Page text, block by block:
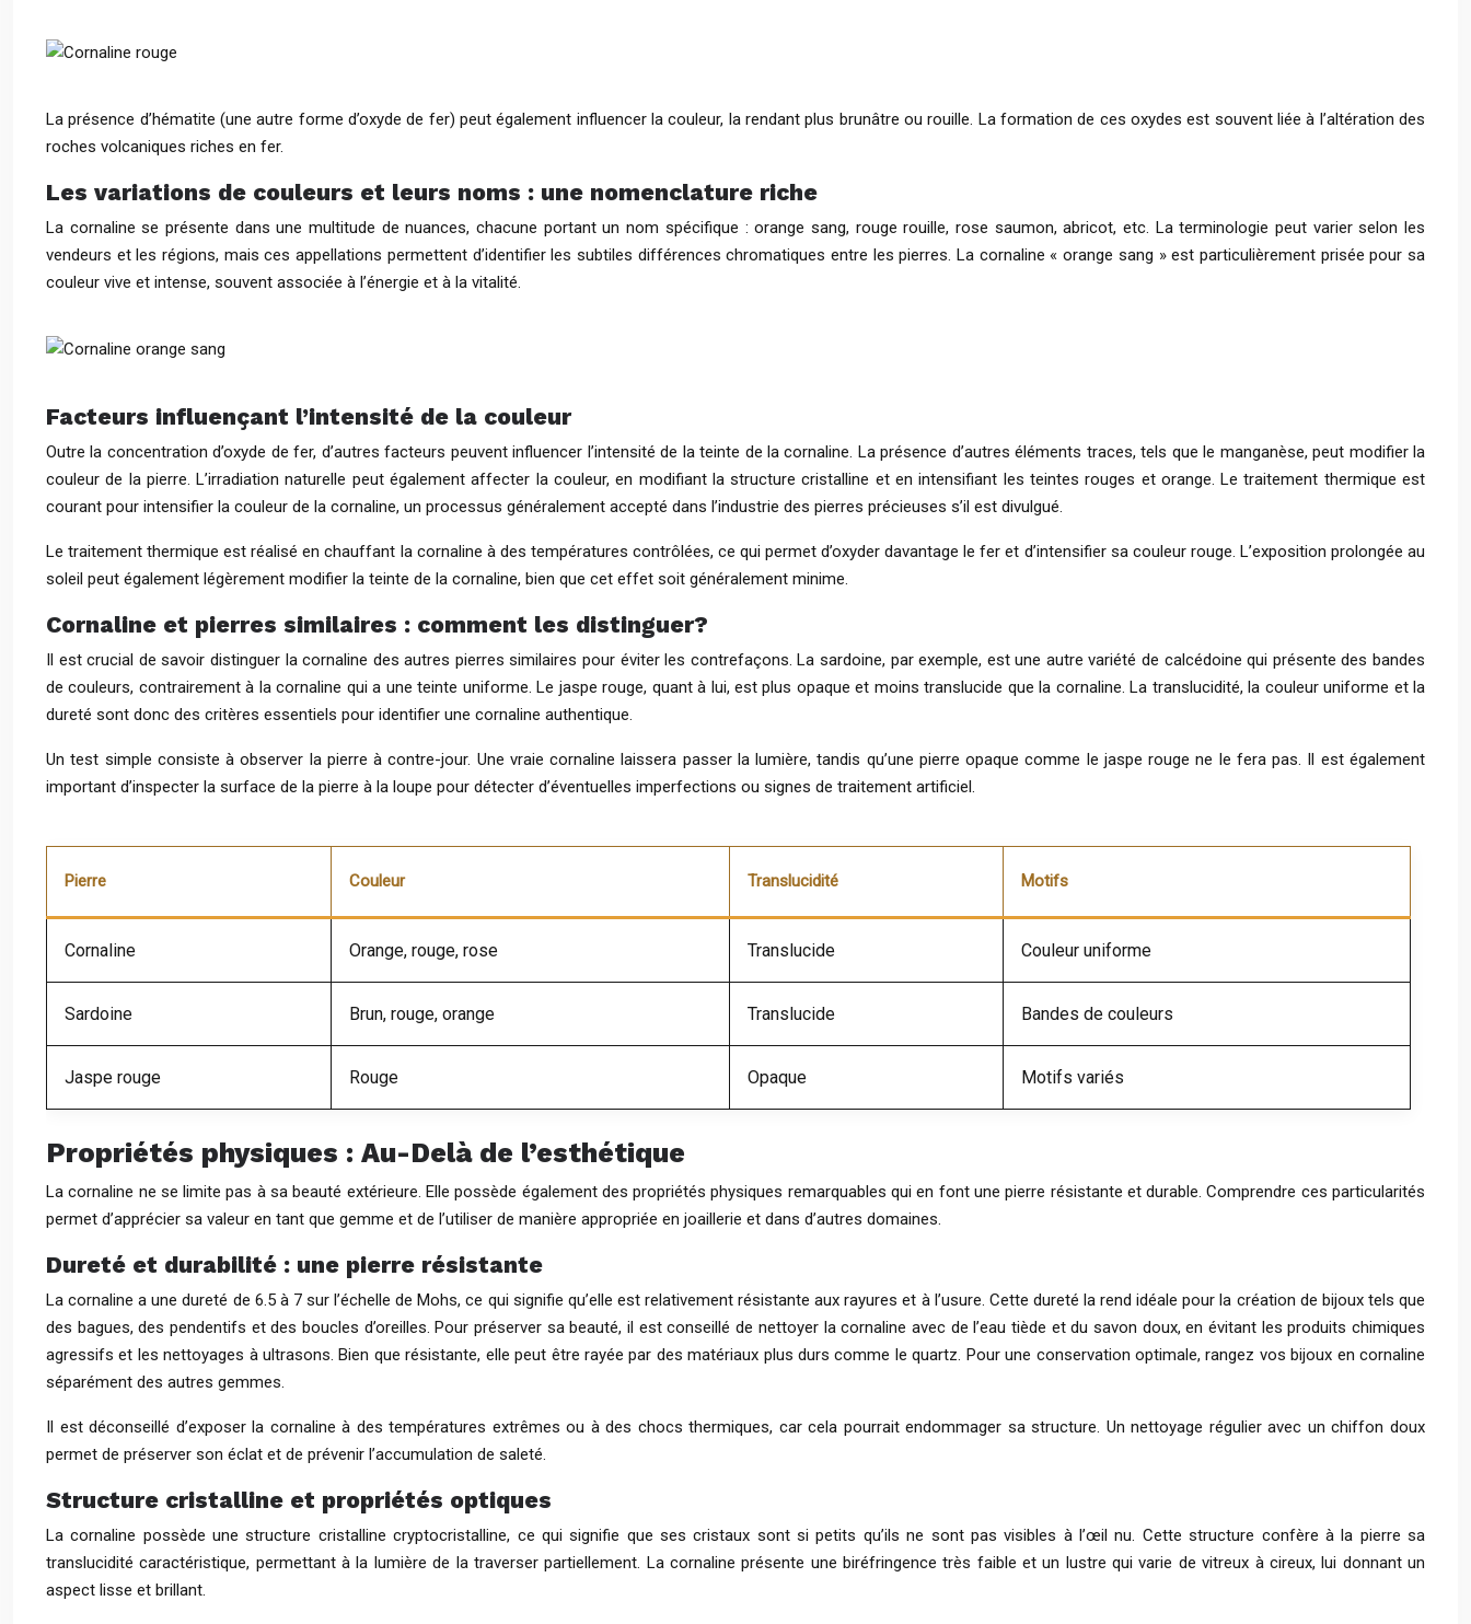
La présence d’hématite (une autre forme d’oxyde de fer) peut également influencer la couleur, la rendant plus brunâtre ou rouille. La formation de ces oxydes est souvent liée à l’altération des
roches volcaniques riches en fer.
Les variations de couleurs et leurs noms : une nomenclature riche
La cornaline se présente dans une multitude de nuances, chacune portant un nom spécifique : orange sang, rouge rouille, rose saumon, abricot, etc. La terminologie peut varier selon les
vendeurs et les régions, mais ces appellations permettent d’identifier les subtiles différences chromatiques entre les pierres. La cornaline « orange sang » est particulièrement prisée pour sa
couleur vive et intense, souvent associée à l’énergie et à la vitalité.
Facteurs influençant l’intensité de la couleur
Outre la concentration d’oxyde de fer, d’autres facteurs peuvent influencer l’intensité de la teinte de la cornaline. La présence d’autres éléments traces, tels que le manganèse, peut modifier la
couleur de la pierre. L’irradiation naturelle peut également affecter la couleur, en modifiant la structure cristalline et en intensifiant les teintes rouges et orange. Le traitement thermique est
courant pour intensifier la couleur de la cornaline, un processus généralement accepté dans l’industrie des pierres précieuses s’il est divulgué.
Le traitement thermique est réalisé en chauffant la cornaline à des températures contrôlées, ce qui permet d’oxyder davantage le fer et d’intensifier sa couleur rouge. L’exposition prolongée au
soleil peut également légèrement modifier la teinte de la cornaline, bien que cet effet soit généralement minime.
Cornaline et pierres similaires : comment les distinguer?
Il est crucial de savoir distinguer la cornaline des autres pierres similaires pour éviter les contrefaçons. La sardoine, par exemple, est une autre variété de calcédoine qui présente des bandes
de couleurs, contrairement à la cornaline qui a une teinte uniforme. Le jaspe rouge, quant à lui, est plus opaque et moins translucide que la cornaline. La translucidité, la couleur uniforme et la
dureté sont donc des critères essentiels pour identifier une cornaline authentique.
Un test simple consiste à observer la pierre à contre-jour. Une vraie cornaline laissera passer la lumière, tandis qu’une pierre opaque comme le jaspe rouge ne le fera pas. Il est également
important d’inspecter la surface de la pierre à la loupe pour détecter d’éventuelles imperfections ou signes de traitement artificiel.
Pierre Couleur Translucidité Motifs
Cornaline Orange, rouge, rose Translucide Couleur uniforme
Sardoine Brun, rouge, orange Translucide Bandes de couleurs
Jaspe rouge Rouge Opaque Motifs variés
Propriétés physiques : Au-Delà de l’esthétique
La cornaline ne se limite pas à sa beauté extérieure. Elle possède également des propriétés physiques remarquables qui en font une pierre résistante et durable. Comprendre ces particularités
permet d’apprécier sa valeur en tant que gemme et de l’utiliser de manière appropriée en joaillerie et dans d’autres domaines.
Dureté et durabilité : une pierre résistante
La cornaline a une dureté de 6.5 à 7 sur l’échelle de Mohs, ce qui signifie qu’elle est relativement résistante aux rayures et à l’usure. Cette dureté la rend idéale pour la création de bijoux tels que
des bagues, des pendentifs et des boucles d’oreilles. Pour préserver sa beauté, il est conseillé de nettoyer la cornaline avec de l’eau tiède et du savon doux, en évitant les produits chimiques
agressifs et les nettoyages à ultrasons. Bien que résistante, elle peut être rayée par des matériaux plus durs comme le quartz. Pour une conservation optimale, rangez vos bijoux en cornaline
séparément des autres gemmes.
Il est déconseillé d’exposer la cornaline à des températures extrêmes ou à des chocs thermiques, car cela pourrait endommager sa structure. Un nettoyage régulier avec un chiffon doux
permet de préserver son éclat et de prévenir l’accumulation de saleté.
Structure cristalline et propriétés optiques
La cornaline possède une structure cristalline cryptocristalline, ce qui signifie que ses cristaux sont si petits qu’ils ne sont pas visibles à l’œil nu. Cette structure confère à la pierre sa
translucidité caractéristique, permettant à la lumière de la traverser partiellement. La cornaline présente une biréfringence très faible et un lustre qui varie de vitreux à cireux, lui donnant un
aspect lisse et brillant.